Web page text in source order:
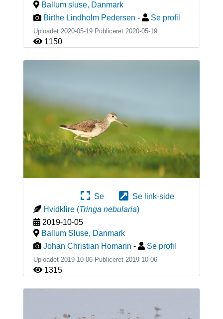
Ballum sluse, Danmark
Birthe Lindholm Pedersen - Se profil
Uploadet 2020-05-19 Publiceret 2020-05-19
1150
Se
Se link-side
Hvidklire (Tringa nebularia)
2019-10-05
Ballum Sluse, Danmark
Johan Christian Homann - Se profil
Uploadet 2019-10-06 Publiceret 2019-10-06
1315